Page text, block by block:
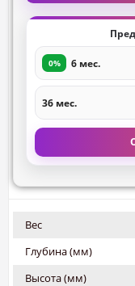
0% 6 мес.
36 мес.
Вес
Глубина (мм)
Высота (мм)